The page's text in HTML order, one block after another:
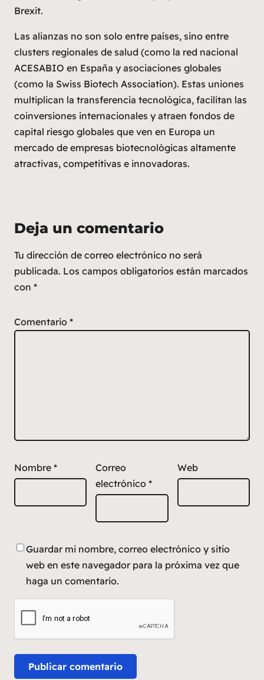
Brexit.
Las alianzas no son solo entre países, sino entre
clusters regionales de salud (como la red nacional
ACESABIO en España y asociaciones globales
(como la Swiss Biotech Association). Estas uniones
multiplican la transferencia tecnológica, facilitan las
coinversiones internacionales y atraen fondos de
capital riesgo globales que ven en Europa un
mercado de empresas biotecnológicas altamente
atractivas, competitivas e innovadoras.
Deja un comentario
Tu dirección de correo electrónico no será
publicada. Los campos obligatorios están marcados
con *
Comentario *
Nombre *
Correo
electrónico*
Web
Guardar mi nombre, correo electrónico y sitio
web en este navegador para la próxima vez que
haga un comentario.